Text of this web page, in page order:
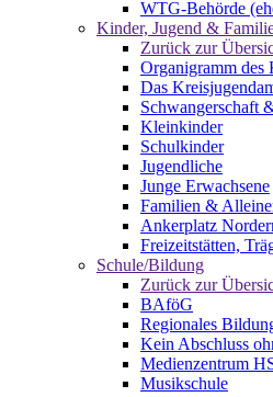
WTG-Behörde
Kinder, Jugend &
Zurück zur
Organigramm des
Das
Schwangerschaft
Kleinkinder
Schulkinder
Jugendliche
Junge Erwachsene
Familien &
Ankerplatz
Freizeitstätten,
Schule/Bildung
Zurück zur
BAföG
Regionales
Kein Abschluss
Medienzentrum
Musikschule